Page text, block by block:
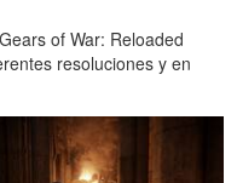
of War: Reloaded
resoluciones y en